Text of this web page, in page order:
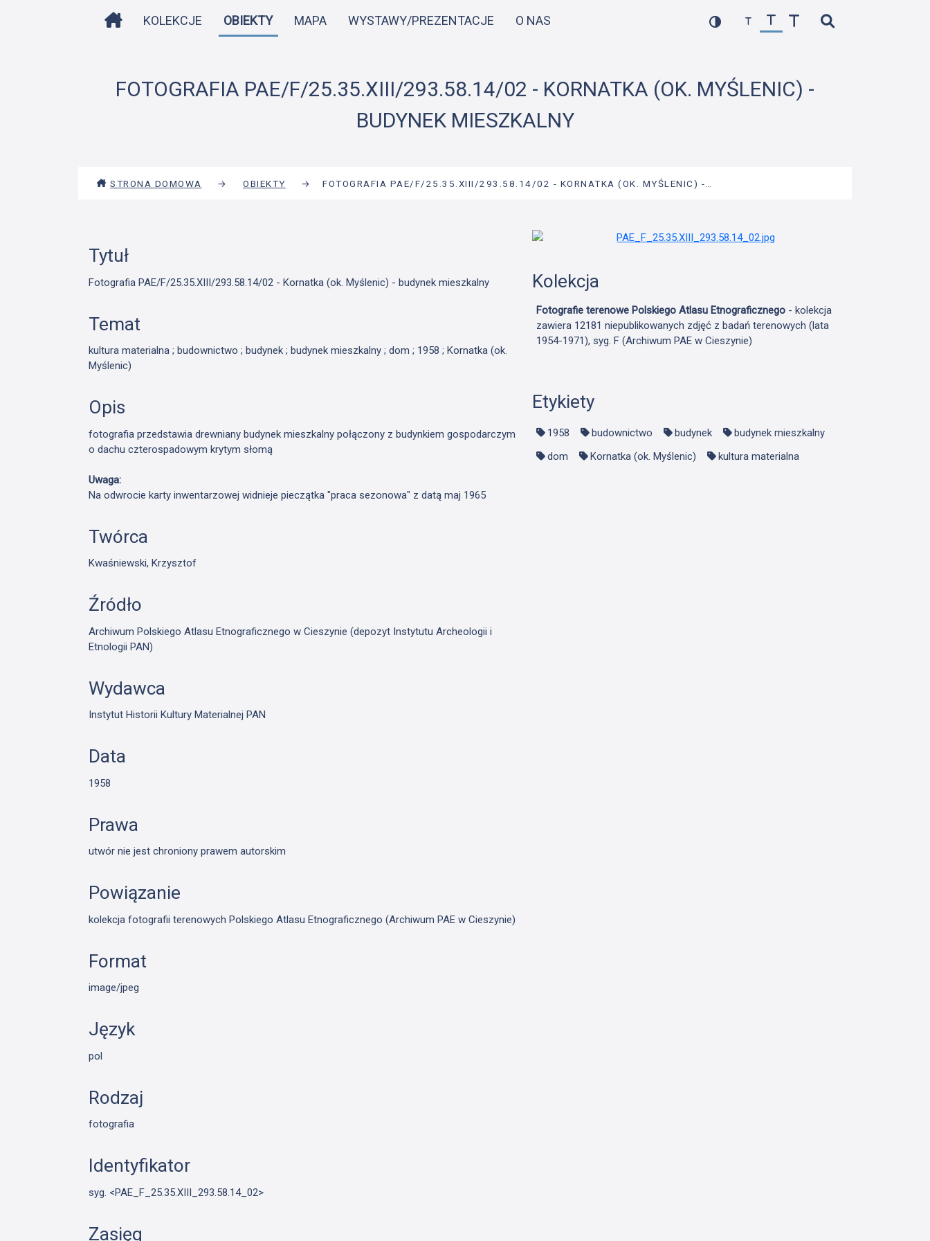
do
STRONA DOMOWA
KOLEKCJE OBIEKTY MAPA WYSTAWY/PREZENTACJE O NAS
FOTOGRAFIA PAE/F/25.35.XIII/293.58.14/02 - KORNATKA (OK. MYŚLENIC) -
BUDYNEK MIESZKALNY
STRONA DOMOWA → OBIEKTY → FOTOGRAFIA PAE/F/25.35.XIII/293.58.14/02 - KORNATKA (OK. MYŚLENIC) -…
Tytuł
Fotografia PAE/F/25.35.XIII/293.58.14/02 - Kornatka (ok. Myślenic) - budynek mieszkalny
Temat
kultura materialna ; budownictwo ; budynek ; budynek mieszkalny ; dom ; 1958 ; Kornatka (ok.
Myślenic)
Opis
fotografia przedstawia drewniany budynek mieszkalny połączony z budynkiem gospodarczym
o dachu czterospadowym krytym słomą
Uwaga:
Na odwrocie karty inwentarzowej widnieje pieczątka "praca sezonowa" z datą maj 1965
Twórca
Kwaśniewski, Krzysztof
Źródło
Archiwum Polskiego Atlasu Etnograficznego w Cieszynie (depozyt Instytutu Archeologii i
Etnologii PAN)
Wydawca
Instytut Historii Kultury Materialnej PAN
Data
1958
Prawa
utwór nie jest chroniony prawem autorskim
Powiązanie
kolekcja fotografii terenowych Polskiego Atlasu Etnograficznego (Archiwum PAE w Cieszynie)
Format
image/jpeg
Język
pol
Rodzaj
fotografia
Identyfikator
syg. <PAE_F_25.35.XIII_293.58.14_02>
Zasięg
Kolekcja
Fotografie terenowe Polskiego Atlasu Etnograficznego- kolekcja
zawiera 12181 niepublikowanych zdjęć z badań terenowych (lata
1954-1971), syg. F (Archiwum PAE w Cieszynie)
Etykiety
1958 budownictwo budynek
budynek mieszkalny
dom
Kornatka (ok. Myślenic) kultura materialna